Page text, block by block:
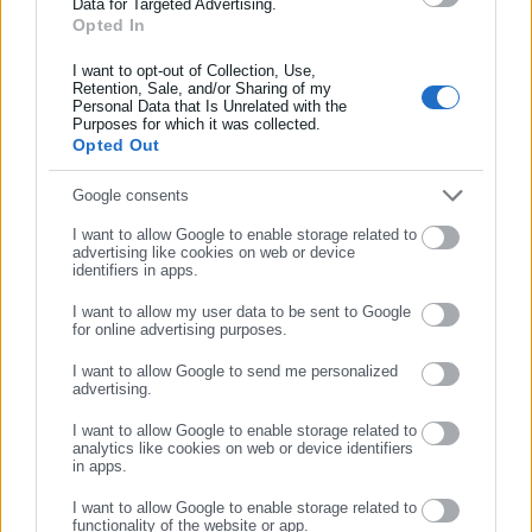
Data for Targeted Advertising.
Opted In
I want to opt-out of Collection, Use,
Retention, Sale, and/or Sharing of my
Personal Data that Is Unrelated with the
Purposes for which it was collected.
Opted Out
Google consents
I want to allow Google to enable storage related to
advertising like cookies on web or device
identifiers in apps.
I want to allow my user data to be sent to Google
for online advertising purposes.
I want to allow Google to send me personalized
advertising.
I want to allow Google to enable storage related to
analytics like cookies on web or device identifiers
in apps.
I want to allow Google to enable storage related to
functionality of the website or app.
Οι περιβαλλοντικές οργανώσεις χαιρέτησαν τις αποφάσεις
του κοινοβουλίου, με την Transport & Environment που έχει ως
έδρα της τις Βρυξέλλες να δηλώνει ότι πρόκειται για μια
ευκαιρία «για την αποτροπή της ανεξέλεγκτης κλιματικής
αλλαγής»
BENZINH, ΑΥΤΟΚΙΝΗΤΑ,
Τελευταία νέα Δημοφιλή
Όλα τα νέα
Προτεινόμενα άρθρα
Συμπλήρωσε όνομα
Συμπλήρωσε επώνυμο
Συμπλήρωσε email